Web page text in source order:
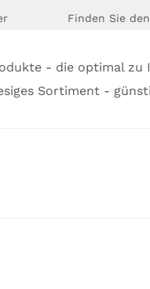
Finden Sie
- die optimal zu
Sortiment -